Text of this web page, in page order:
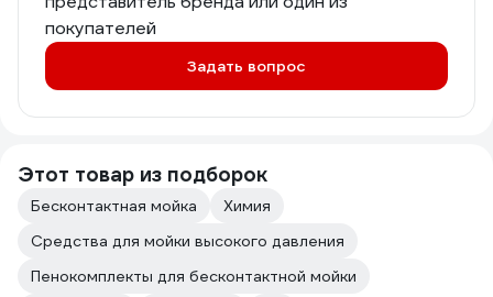
покупателей
Задать вопрос
Этот товар из подборок
Бесконтактная мойка
Химия
Средства для мойки высокого давления
Пенокомплекты для бесконтактной мойки